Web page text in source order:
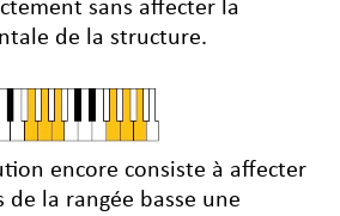
sans affecter la
de la structure.
encore consiste à affecter
de la rangée basse une